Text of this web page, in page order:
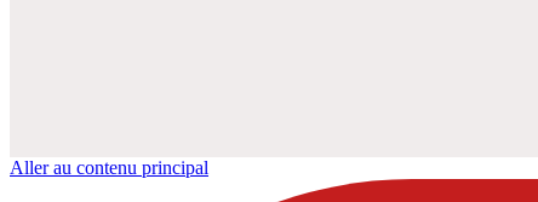
Aller au contenu principal